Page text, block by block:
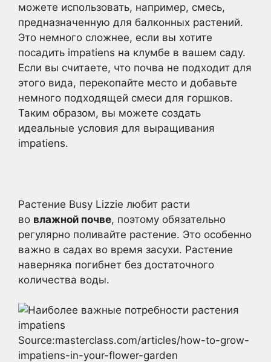
можете использовать, например, смесь,
предназначенную для балконных растений.
Это немного сложнее, если вы хотите
посадить impatiens на клумбе в вашем саду.
Если вы считаете, что почва не подходит для
этого вида, перекопайте место и добавьте
немного подходящей смеси для горшков.
Таким образом, вы можете создать
идеальные условия для выращивания
impatiens.
Растение Busy Lizzie любит расти
во влажной почве, поэтому обязательно
регулярно поливайте растение. Это особенно
важно в садах во время засухи. Растение
наверняка погибнет без достаточного
количества воды.
Source:masterclass.com/articles/how-to-grow-
impatiens-in-your-flower-garden